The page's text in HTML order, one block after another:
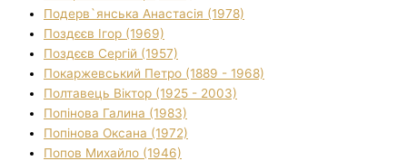
Подерв`янська Анастасія (1978)
Поздєєв Ігор (1969)
Поздєєв Сергій (1957)
Покаржевський Петро (1889 - 1968)
Полтавець Віктор (1925 - 2003)
Попінова Галина (1983)
Попінова Оксана (1972)
Попов Михайло (1946)